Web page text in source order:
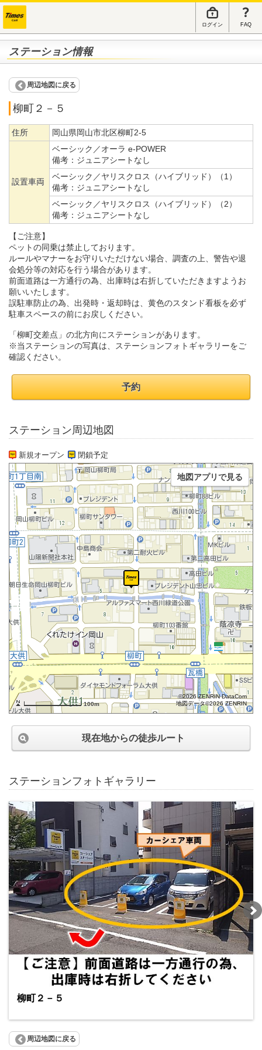
ログイン FAQ
ステーション情報
周辺地図に戻る
柳町２－５
住所 岡山県岡山市北区柳町2-5
設置車両
ベーシック／オーラ e-POWER
備考： ジュニアシートなし
ベーシック／ヤリスクロス（ハイブリッド）（1）
備考： ジュニアシートなし
ベーシック／ヤリスクロス（ハイブリッド）（2）
備考： ジュニアシートなし
【ご注意】
ペットの同乗は禁止しております。
ルールやマナーをお守りいただけない場合、調査の上、警告や退
会処分等の対応を行う場合があります。
前面道路は一方通行の為、出庫時は右折していただきますようお
願いいたします。
誤駐車防止の為、出発時・返却時は、黄色のスタンド看板を必ず
駐車スペースの前にお戻しください。
「柳町交差点」の北方向にステーションがあります。
※当ステーションの写真は、ステーションフォトギャラリーをご
確認ください。
予約
ステーション周辺地図
新規オープン 閉鎖予定
100m
©2026 ZENRIN DataCom
地図データ©2026 ZENRIN
地図アプリで見る
現在地からの徒歩ルート
ステーションフォトギャラリー
柳町２－５
周辺地図に戻る